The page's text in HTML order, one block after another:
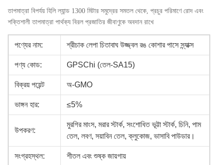
তাপমাত্রা বিপর্যয় হিলি ল্যান্ড 1300 মিটার সমুদ্রের সমতল থেকে, প্রচুর পরিমাণে রোদ এবং
শক্তিশালী তাপমাত্রা পার্থক্য বিরল প্রজাতির জীবাণুকে অবদান রাখে
পণ্যের নাম: শ্রীচাক লেপা চিতাবাঘ উজ্জ্বল রঙ কোশার পাসে স্ন্যাক্স
পণ্য কোড: GPSChi (তেল-SA15)
বিক্রয় পয়েন্ট অ-GMO
ভাঙ্গন হার: ≤5%
উপকরণ:
মুরগির মাংস, মরার স্টার্ক, সংশোধিত ভূট্টা স্টার্ক, চিনি, পাম
তেল, লবণ, সয়াবিন তেল, ক্লুকোজ, ভাসাবি পাউডার।
সংগ্রহস্থল: শীতল এবং শুষ্ক জায়গায়